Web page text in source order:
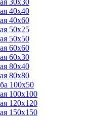
30x30
40х40
40х60
50х25
50х50
60x60
60х30
80х40
80х80
100х50
100х100
120х120
150х150